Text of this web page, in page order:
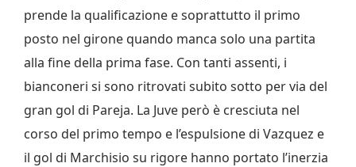
prende la qualificazione e soprattutto il primo
posto nel girone quando manca solo una partita
alla fine della prima fase. Con tanti assenti, i
bianconeri si sono ritrovati subito sotto per via del
gran gol di Pareja. La Juve però è cresciuta nel
corso del primo tempo e l’espulsione di Vazquez e
il gol di Marchisio su rigore hanno portato l’inerzia